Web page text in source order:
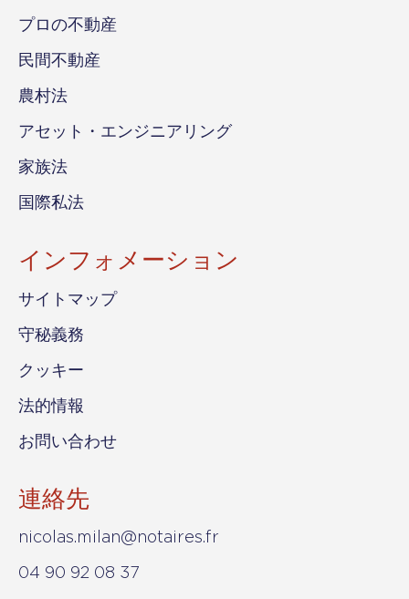
プロの不動産
民間不動産
農村法
アセット・エンジニアリング
家族法
国際私法
インフォメーション
サイトマップ
守秘義務
クッキー
法的情報
お問い合わせ
連絡先
nicolas.milan@notaires.fr
04 90 92 08 37